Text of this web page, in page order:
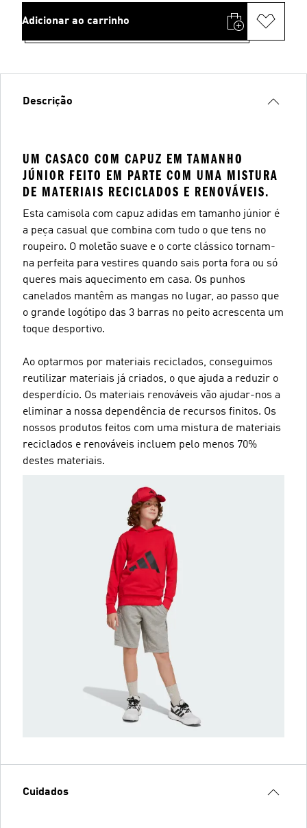
Adicionar ao carrinho
Descrição
UM CASACO COM CAPUZ EM TAMANHO
JÚNIOR FEITO EM PARTE COM UMA MISTURA
DE MATERIAIS RECICLADOS E RENOVÁVEIS.
Esta camisola com capuz adidas em tamanho júnior é
a peça casual que combina com tudo o que tens no
roupeiro. O moletão suave e o corte clássico tornam-
na perfeita para vestires quando sais porta fora ou só
queres mais aquecimento em casa. Os punhos
canelados mantêm as mangas no lugar, ao passo que
o grande logótipo das 3 barras no peito acrescenta um
toque desportivo.
Ao optarmos por materiais reciclados, conseguimos
reutilizar materiais já criados, o que ajuda a reduzir o
desperdício. Os materiais renováveis vão ajudar-nos a
eliminar a nossa dependência de recursos finitos. Os
nossos produtos feitos com uma mistura de materiais
reciclados e renováveis incluem pelo menos 70%
destes materiais.
Cuidados